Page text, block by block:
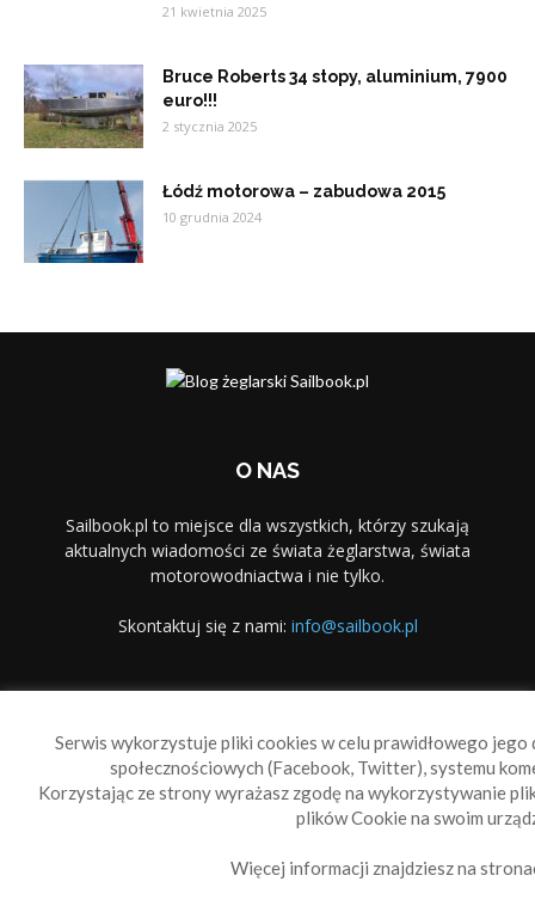
21 kwietnia 2025
Bruce Roberts 34 stopy, aluminium, 7900
euro!!!
2 stycznia 2025
Łódź motorowa – zabudowa 2015
10 grudnia 2024
O NAS
Sailbook.pl to miejsce dla wszystkich, którzy szukają
aktualnych wiadomości ze świata żeglarstwa, świata
motorowodniactwa i nie tylko.
Skontaktuj się z nami: info@sailbook.pl
Reklama
Polityka prywatności
Serwis wykorzystuje pliki cookies w celu prawidłowego
społecznościowych (Facebook, Twitter), systemu
Korzystając ze strony wyrażasz zgodę na wykorzystywanie
plików Cookie na swoim
Więcej informacji znajdziesz na